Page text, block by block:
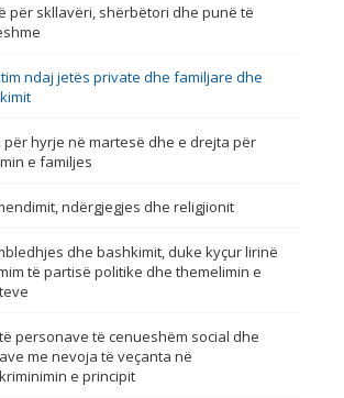
për skllavëri, shërbëtori dhe punë të
ndaj jetës private dhe familjare dhe
për hyrje në martesë dhe e drejta për
e familjes
ndërgjegjes dhe religjionit
dhe bashkimit, duke kyçur lirinë
të partisë politike dhe themelimin e
personave të cenueshëm social dhe
me nevoja të veçanta në
e principit